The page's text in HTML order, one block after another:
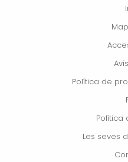
Política de
Política
Les seves